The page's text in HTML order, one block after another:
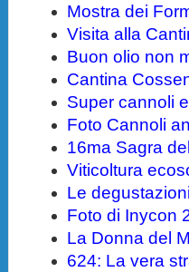
Mostra dei
Visita alla
Buon olio non
Cantina
Super cannoli
Foto Cannoli
16ma Sagra
Viticoltura
Le
Foto di Inycon
La Donna del
624: La vera